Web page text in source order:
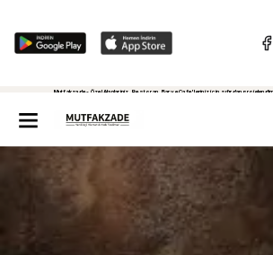
Mutfakzade - Özel Alanlariniz, Restoran, Bar ve Cafe'leriniz için sıfırdan